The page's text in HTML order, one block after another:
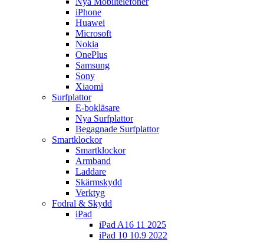
iPhone
Huawei
Microsoft
Nokia
OnePlus
Samsung
Sony
Xiaomi
Surfplattor
E-bokläsare
Nya Surfplattor
Begagnade Surfplattor
Smartklockor
Smartklockor
Armband
Laddare
Skärmskydd
Verktyg
Fodral & Skydd
iPad
iPad A16 11 2025
iPad 10 10.9 2022